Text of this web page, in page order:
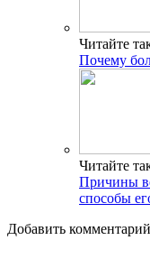
Читайте
Почему
Читайте
Причины
способы
Добавить комментарий